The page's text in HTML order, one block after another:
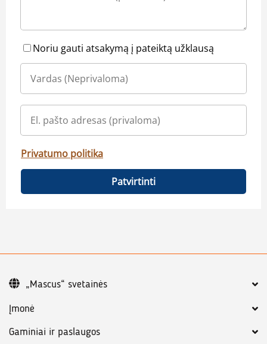
Noriu gauti atsakymą į pateiktą užklausą
Privatumo politika
Patvirtinti
Įmonė
Gaminiai ir paslaugos
„Mascus“ svetainės